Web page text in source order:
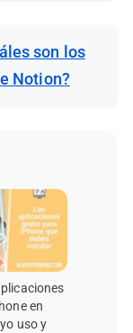
son los
Notion?
en
uso y